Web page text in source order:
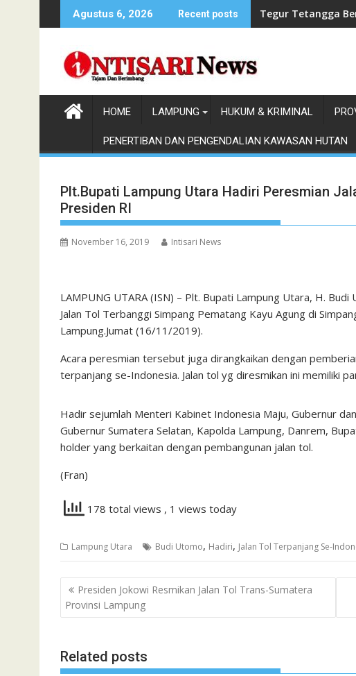
to
Agustus 6, 2026 Recent posts Bupati Ela Siti
HOME LAMPUNG HUKUM & KRIMINAL
PENERTIBAN DAN PENGENDALIAN KAWASAN HUTAN
Plt.Bupati Lampung Utara Hadiri Peresmian
Presiden RI
November 16, 2019 Intisari News
LAMPUNG UTARA (ISN) – Plt. Bupati Lampung Utara, H.
Jalan Tol Terbanggi Simpang Pematang Kayu Agung di
Lampung.Jumat (16/11/2019).
Acara peresmian tersebut juga dirangkaikan dengan
terpanjang se-Indonesia. Jalan tol yg diresmikan ini memiliki
Hadir sejumlah Menteri Kabinet Indonesia Maju, Gubernur
Gubernur Sumatera Selatan, Kapolda Lampung, Danrem,
holder yang berkaitan dengan pembangunan jalan tol.
(Fran)
178 total views , 1 views today
Lampung Utara Budi Utomo, Hadiri, Jalan Tol Terpanjang Se-
Navigasi
pos
Presiden Jokowi Resmikan Jalan Tol Trans-Sumatera
Provinsi Lampung
Related posts